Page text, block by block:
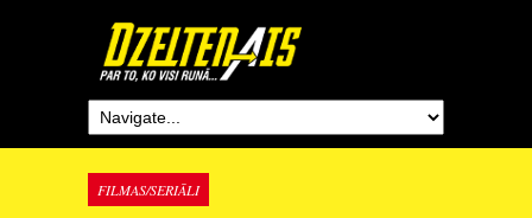
FILMAS/SERIĀLI